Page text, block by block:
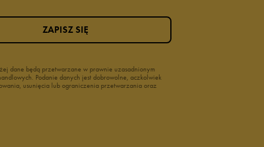
dane będą przetwarzane w prawnie uzasadnionym
Podanie danych jest dobrowolne, aczkolwiek
usunięcia lub ograniczenia przetwarzania oraz
ZAPISZ SIĘ